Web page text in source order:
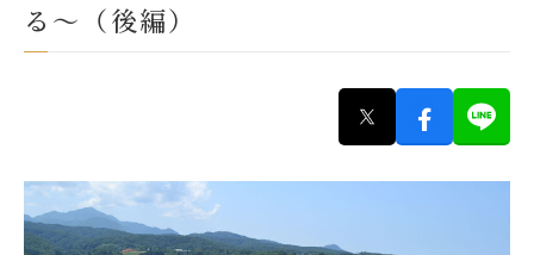
る～（後編）